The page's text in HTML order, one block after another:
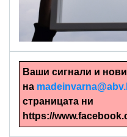
Ръчно
Ваши сигнали и
на
страницата ни
https://